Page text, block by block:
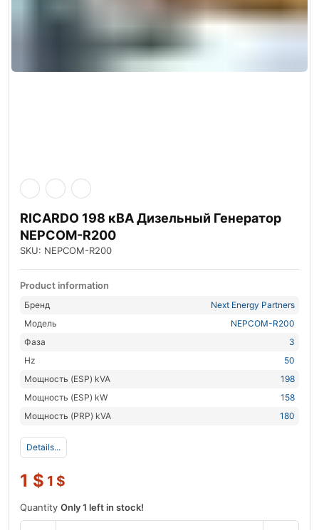
RICARDO 198 кВА Дизельный Генератор
NEPCOM-R200
SKU: NEPCOM-R200
Product information
Бренд
Next Energy Partners
Модель
NEPCOM-R200
Фаза
3
Hz
50
Мощность (ESP) kVA
198
Мощность (ESP) kW
158
Мощность (PRP) kVA
180
Details...
1 $ 1 $
Quantity Only 1 left in stock!